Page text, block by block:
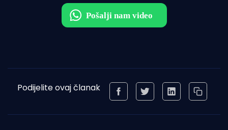
Podijelite ovaj članak